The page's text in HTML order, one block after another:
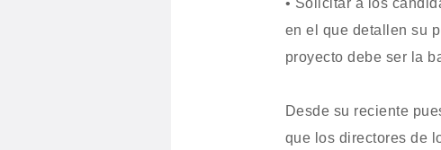
• Solicitar a los
en el que detallen su
proyecto debe ser la
Desde su reciente
que los directores de